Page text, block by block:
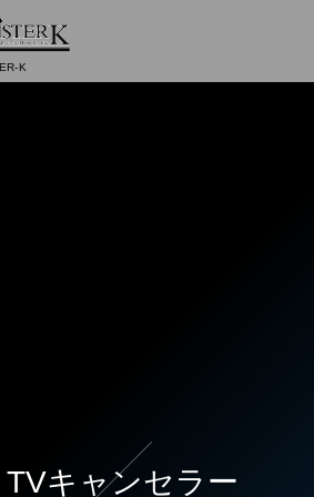
K
キャンセラー